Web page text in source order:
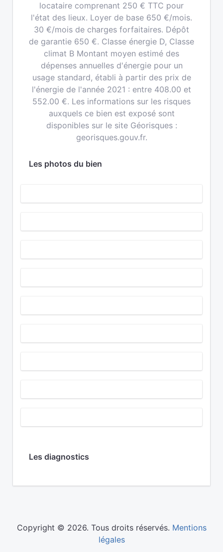
locataire comprenant 250 € TTC pour
l'état des lieux. Loyer de base 650 €/mois.
30 €/mois de charges forfaitaires. Dépôt
de garantie 650 €. Classe énergie D, Classe
climat B Montant moyen estimé des
dépenses annuelles d'énergie pour un
usage standard, établi à partir des prix de
l'énergie de l'année 2021 : entre 408.00 et
552.00 €. Les informations sur les risques
auxquels ce bien est exposé sont
disponibles sur le site Géorisques :
georisques.gouv.fr.
Les photos du bien
Les diagnostics
Copyright © 2026. Tous droits réservés. Mentions
légales